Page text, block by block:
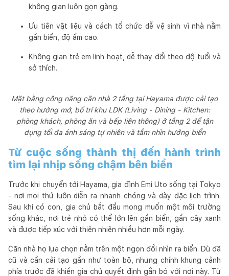
không gian luôn gọn gàng.
Ưu tiên vật liệu và cách tổ chức dễ vệ sinh vì nhà nằm
gần biển, độ ẩm cao.
Không gian trẻ em linh hoạt, dễ thay đổi theo độ tuổi và
sở thích.
Mặt bằng công năng căn nhà 2 tầng tại Hayama được cải tạo
theo hướng mở, bố trí khu LDK (Living - Dining - Kitchen:
phòng khách, phòng ăn và bếp liên thông) ở tầng 2 để tận
dụng tối đa ánh sáng tự nhiên và tầm nhìn hướng biển
Từ cuộc sống thành thị đến hành trình
tìm lại nhịp sống chậm bên biển
Trước khi chuyển tới Hayama, gia đình Emi Uto sống tại Tokyo
- nơi mọi thứ luôn diễn ra nhanh chóng và dày đặc lịch trình.
Sau khi có con, gia chủ bắt đầu mong muốn một môi trường
sống khác, nơi trẻ nhỏ có thể lớn lên gần biển, gần cây xanh
và được tiếp xúc với thiên nhiên nhiều hơn mỗi ngày.
Căn nhà họ lựa chọn nằm trên một ngọn đồi nhìn ra biển. Dù đã
cũ và cần cải tạo gần như toàn bộ, nhưng chính khung cảnh
phía trước đã khiến gia chủ quyết định gắn bó với nơi này. Từ